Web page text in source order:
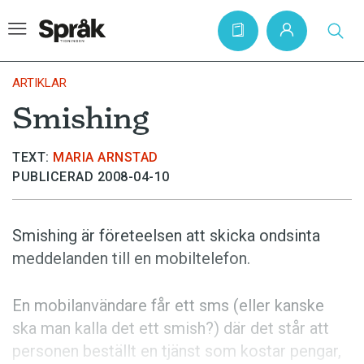
Hem
Artiklar
Skrivtips
Kviss
ARTIKLAR
Smishing
TEXT: MARIA ARNSTAD
PUBLICERAD 2008-04-10
Smishing är företeelsen att skicka ondsinta
meddelanden till en mobiltelefon.
En mobil­användare får ett sms (eller kanske
ska man kalla det ett smish?) där det står att
personen beställt en tjänst som kostar pengar,